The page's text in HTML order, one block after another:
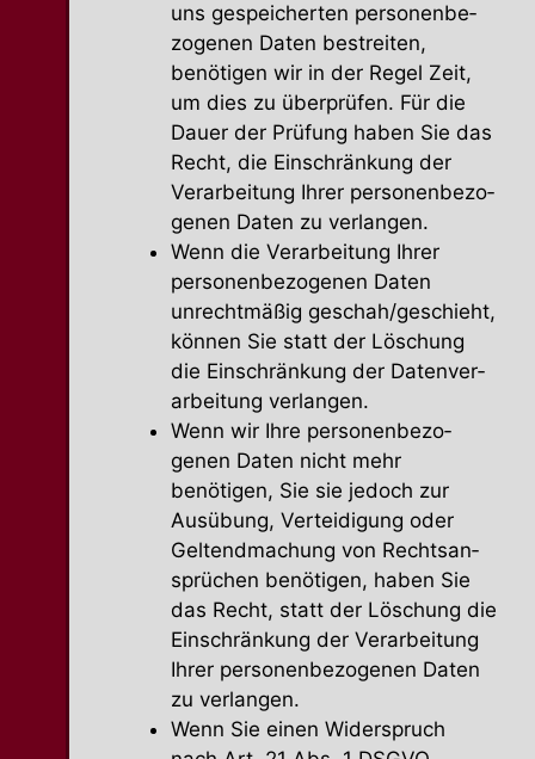
uns gespei­cherten perso­nen­be­
zo­genen Daten bestreiten,
benötigen wir in der Regel Zeit,
um dies zu überprüfen. Für die
Dauer der Prüfung haben Sie das
Recht, die Einschränkung der
Verar­beitung Ihrer perso­nen­be­zo­
genen Daten zu verlangen.
Wenn die Verar­beitung Ihrer
perso­nen­be­zo­genen Daten
unrecht­mäßig geschah/geschieht,
können Sie statt der Löschung
die Einschränkung der Daten­ver­
ar­beitung verlangen.
Wenn wir Ihre perso­nen­be­zo­
genen Daten nicht mehr
benötigen, Sie sie jedoch zur
Ausübung, Vertei­digung oder
Geltend­ma­chung von Rechts­an­
sprüchen benötigen, haben Sie
das Recht, statt der Löschung die
Einschränkung der Verar­beitung
Ihrer perso­nen­be­zo­genen Daten
zu verlangen.
Wenn Sie einen Wider­spruch